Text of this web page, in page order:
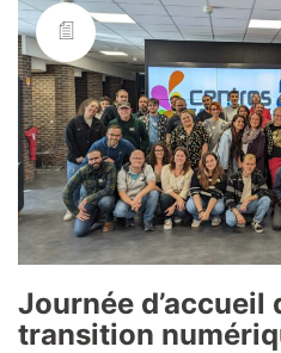
Journée d’accueil
transition